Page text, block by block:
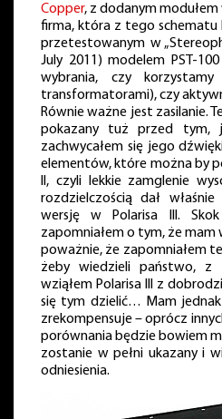
Copper, z dodanym
firma, która z tego schematu
przetestowanym w
July 2011) modelem PST-
wybrania, czy
transformatorami), czy
Równie ważne jest zasilanie.
pokazany tuż przed tym,
zachwycałem się jego
elementów, które można by
II, czyli lekkie zamglenie
rozdzielczością dał
wersję w Polarisa III.
zapomniałem o tym, że
poważnie, że zapomniałem
żeby wiedzieli państwo,
wziąłem Polarisa III z
się tym dzielić… Mam
zrekompensuje – oprócz
porównania będzie bowiem
zostanie w pełni ukazany i
odniesienia.